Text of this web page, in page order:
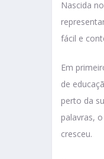
Nascida
fácil e
Em
de
perto da
palavras,
cresceu.